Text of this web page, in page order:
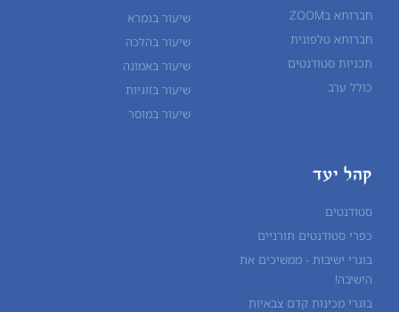
חברותא בZOOM
חברותא טלפונית
תכניות סטודנטים
כולל ערב
שיעור בגמרא
שיעור בהלכה
שיעור באמונה
שיעור בזוגיות
שיעור במוסר
קהל יעד
סטודנטים
כפרי סטודנטים תורניים
בוגרי ישיבות - ממשיכים את
הישיבה!
בוגרי מכינות קדם צבאיות